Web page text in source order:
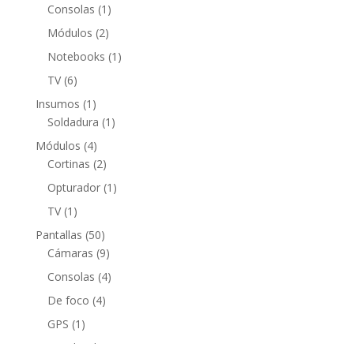
productos
Consolas 1 1
producto
Módulos 22
productos
Notebooks 1 1
TV 66
productos
Insumos 1 1
producto
Soldadura 1 1
Módulos 44
productos
Cortinas 22
productos
Opturador 1 1
TV 1 1
producto
Pantallas 5050
productos
Cámaras 99
productos
Consolas 44
De foco 44
GPS 1 1